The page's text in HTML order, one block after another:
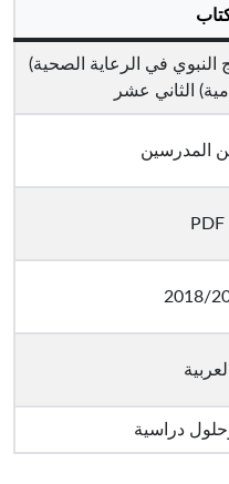
في الرعاية الصحية)
الثاني عشر
المدرسين
PDF
2018/
العربية
دراسية